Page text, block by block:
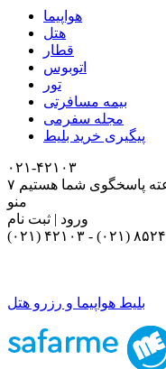
هواپیما
هتل
قطار
اتوبوس
تور
بیمه مسافرتی
مجله سفرمی
پیگیری خرید بلیط
۰۲۱-۴٢١٠٣
منو
ورود | ثبت نام
- (۰۲۱) ۸۵۲۴
بلیط هواپیما و رزرو هتل